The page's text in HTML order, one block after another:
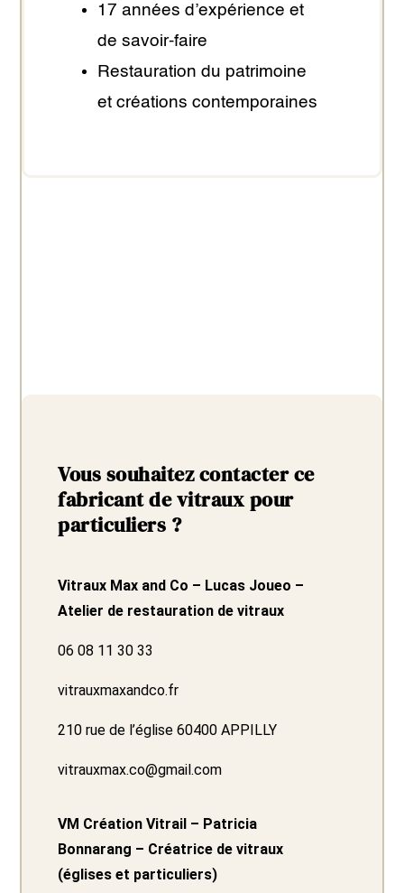
17 années d’expérience et
de savoir-faire
Restauration du patrimoine
et créations contemporaines
Vous souhaitez contacter ce
fabricant de vitraux pour
particuliers ?
Vitraux Max and Co – Lucas Joueo –
Atelier de restauration de vitraux
06 08 11 30 33
vitrauxmaxandco.fr
210 rue de l’église 60400 APPILLY
vitrauxmax.co@gmail.com
VM Création Vitrail – Patricia
Bonnarang – Créatrice de vitraux
(églises et particuliers)